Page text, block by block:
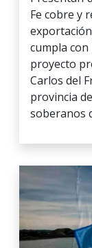
Fe cobre y
cumpla
proyecto
Carlos del
provincia
soberanos